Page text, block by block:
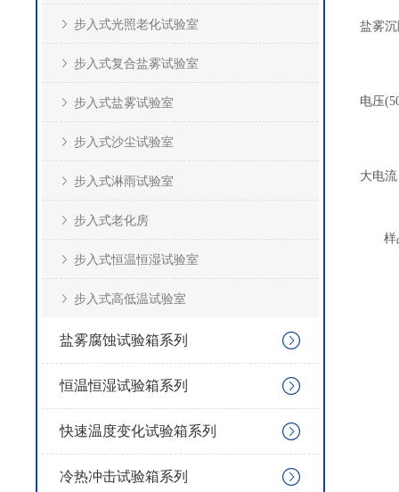
步入式光照老化试验室
步入式复合盐雾试验室
步入式盐雾试验室
步入式沙尘试验室
步入式淋雨试验室
步入式老化房
步入式恒温恒湿试验室
步入式高低温试验室
盐雾腐蚀试验箱系列
恒温恒湿试验箱系列
快速温度变化试验箱系列
冷热冲击试验箱系列
盐雾
电压
大电流
样